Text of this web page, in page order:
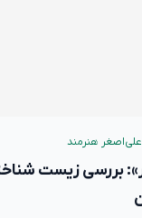
هنرمند
بررسی زیست